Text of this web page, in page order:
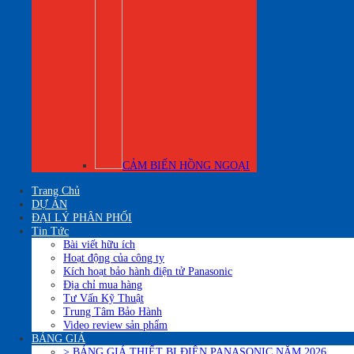
CẢM BIẾN HỒNG NGOẠI
Trang Chủ
DỰ ÁN
ĐẠI LÝ PHÂN PHỐI
Tin Tức
Bài viết hữu ích
Hoạt động của công ty
Kích hoạt bảo hành điện tử Panasonic
Địa chỉ mua hàng
Tư Vấn Kỹ Thuật
Trung Tâm Bảo Hành
Video review sản phẩm
BẢNG GIÁ